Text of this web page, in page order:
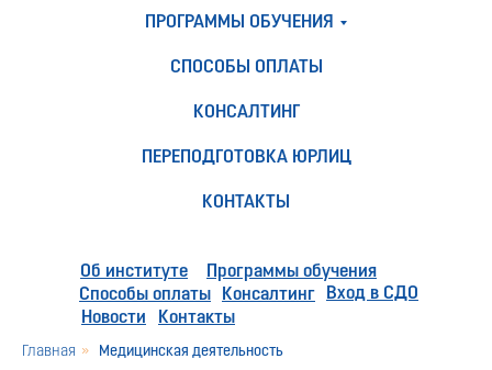
ПРОГРАММЫ ОБУЧЕНИЯ
СПОСОБЫ ОПЛАТЫ
КОНСАЛТИНГ
ПЕРЕПОДГОТОВКА ЮРЛИЦ
КОНТАКТЫ
Об институте
Программы обучения
Способы оплаты
Консалтинг
Новости
Вход в СДО
Контакты
Главная » Медицинская деятельность